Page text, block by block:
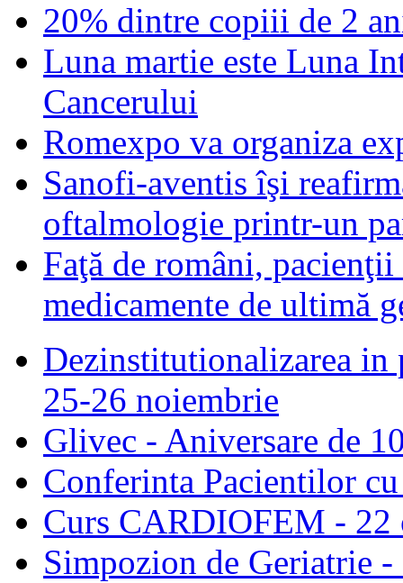
20% dintre copiii de 2
Luna martie este Luna
Cancerului
Romexpo va organiza
Sanofi-aventis îşi
oftalmologie printr-un
Faţă de români, pacienţii
medicamente de ultimă
Dezinstitutionalizarea in
25-26 noiembrie
Glivec - Aniversare de
Conferinta Pacientilor
Curs CARDIOFEM - 22
Simpozion de Geriatrie